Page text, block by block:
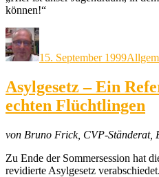
können!“
Autor
Veröffentlicht
am
15. September 1999
Asylgesetz – Ein
echten Flüchtlingen
von Bruno Frick, CVP-Ständerat,
Zu Ende der Sommersession hat
revidierte Asylgesetz